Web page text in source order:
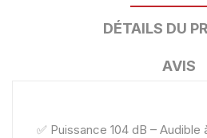
DÉTAILS DU
AVIS
✅ Puissance 104 dB –